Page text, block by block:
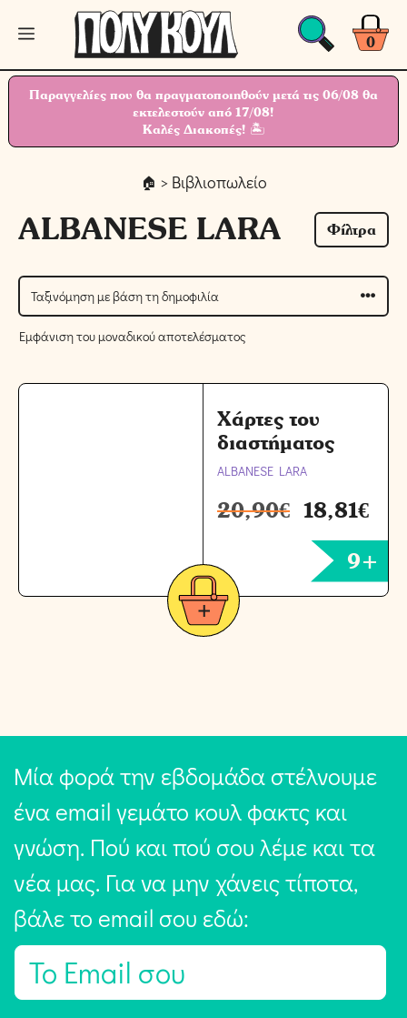
Μετάβαση
περιεχόμενο
0
Μενού
Παραγγελίες που θα πραγματοποιηθούν μετά τις 06/08 θα
εκτελεστούν από 17/08!
Καλές Διακοπές! 🏝
> Βιβλιοπωλείο
ALBANESE LARA Φίλτρα
Εμφάνιση του μοναδικού αποτελέσματος
Χάρτες του
διαστήματος
ALBANESE LARA
20,90€ 18,81€
9+
Μία φορά την εβδομάδα στέλνουμε
ένα email γεμάτο κουλ φακτς και
γνώση. Πού και πού σου λέμε και τα
νέα μας. Για να μην χάνεις τίποτα,
βάλε το email σου εδώ:
E